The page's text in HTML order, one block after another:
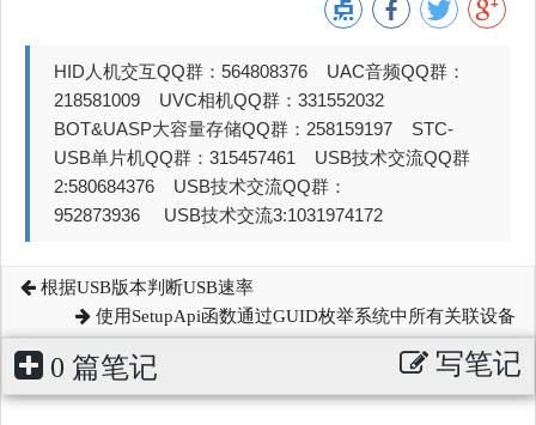
HID人机交互QQ群：564808376 UAC音频QQ群：
218581009 UVC相机QQ群：331552032
BOT&UASP大容量存储QQ群：258159197 STC-
USB单片机QQ群：315457461 USB技术交流QQ群
2:580684376 USB技术交流QQ群：
952873936 USB技术交流3:1031974172
根据USB版本判断USB速率
使用SetupApi函数通过GUID枚举系统中所有关联设备
0 篇笔记 写笔记